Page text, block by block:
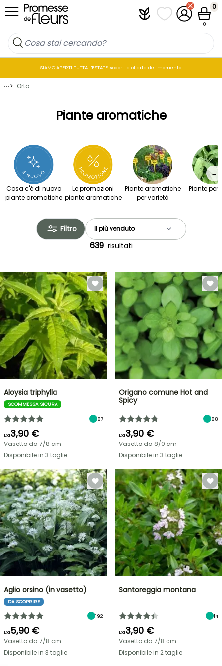
Salta al contenuto PlantfitI miei elenchi di
Il mio
0
0
SIAMO APERTI TUTTA L'ESTATE: scopri le offerte del momento!
⋯> Orto
Piante aromatiche
Cosa c'è di nuovo
piante aromatiche
Le promozioni
piante aromatiche
Piante aromatiche
per varietà
Piante per
→
Filtro
639 risultati
Aloysia triphylla
SCOMMESSA SICURA
87
Da3,90 €
Vasetto da 7/8 cm
Disponibile in 3 taglie
Origano comune Hot and
Spicy
88
Da3,90 €
Vasetto da 8/9 cm
Disponibile in 3 taglie
Aglio orsino (in vasetto)
DA SCOPRIRE
192
Da5,90 €
Vasetto da 7/8 cm
Disponibile in 3 taglie
Santoreggia montana
14
Da3,90 €
Vasetto da 7/8 cm
Disponibile in 2 taglie